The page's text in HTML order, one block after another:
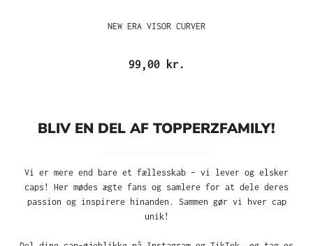
NEW ERA VISOR CURVER
99,00 kr.
BLIV EN DEL AF TOPPERZFAMILY!
Vi er mere end bare et fællesskab – vi lever og elsker
caps! Her mødes ægte fans og samlere for at dele deres
passion og inspirere hinanden. Sammen gør vi hver cap
unik!